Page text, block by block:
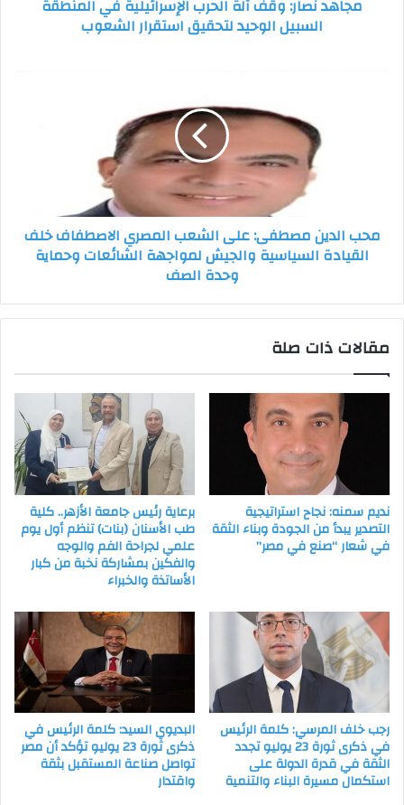
الوحيدمجاهد نصار: وقف آلة الحرب الإسرائيلية في المنطقة
السبيل الوحيد لتحقيق استقرار الشعوب
السياسية
والجيش
وحماية
الصف
محب الدين مصطفى: على الشعب المصري الاصطفاف خلف
القيادة السياسية والجيش لمواجهة الشائعات وحماية
وحدة الصف
مقالات ذات صلة
نديم سمنه: نجاح استراتيجية
التصدير يبدأ من الجودة وبناء الثقة
في شعار “صنع في مصر”
برعاية رئيس جامعة الأزهر.. كلية
طب الأسنان (بنات) تنظم أول يوم
علمي لجراحة الفم والوجه
والفكين بمشاركة نخبة من كبار
الأساتذة والخبراء
رجب خلف المرسي: كلمة الرئيس
في ذكرى ثورة 23 يوليو تجدد
الثقة في قدرة الدولة على
استكمال مسيرة البناء والتنمية
البديوي السيد: كلمة الرئيس في
ذكرى ثورة 23 يوليو تؤكد أن مصر
تواصل صناعة المستقبل بثقة
واقتدار